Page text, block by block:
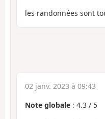
les randonnées sont
02 janv. 2023 à 09:43
Note globale : 4.3 / 5